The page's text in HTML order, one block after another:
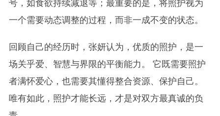
号，如食欲持续减退等；最重要的是，将照护视为
一个需要动态调整的过程，而非一成不变的状态。
回顾自己的经历时，张妍认为，优质的照护，是一
场关乎爱、智慧与界限的平衡能力。 它既需要照护
者满怀爱心，也需要其懂得整合资源、保护自己。
唯有如此，照护才能长远，才是对双方最真诚的负